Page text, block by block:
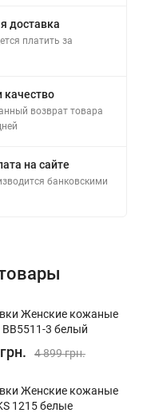
доставка
платить за
качество
возврат товара
на сайте
банковскими
Женские кожаные
BB5511-3 белый
4 899 грн.
Женские кожаные
1215 белые